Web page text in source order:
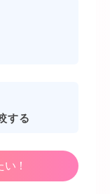
する
！